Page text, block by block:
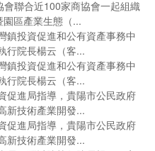
聯合近100家商協會一起組織
區產業生態（...
投資促進和公有資產事務中
行院長楊云（客...
投資促進和公有資產事務中
行院長楊云（客...
進局指導，貴陽市公民政府
新技術產業開發...
進局指導，貴陽市公民政府
新技術產業開發...